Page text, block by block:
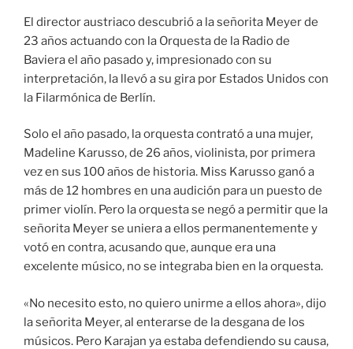
El director austriaco descubrió a la señorita Meyer de
23 años actuando con la Orquesta de la Radio de
Baviera el año pasado y, impresionado con su
interpretación, la llevó a su gira por Estados Unidos con
la Filarmónica de Berlín.
Solo el año pasado, la orquesta contrató a una mujer,
Madeline Karusso, de 26 años, violinista, por primera
vez en sus 100 años de historia. Miss Karusso ganó a
más de 12 hombres en una audición para un puesto de
primer violín. Pero la orquesta se negó a permitir que la
señorita Meyer se uniera a ellos permanentemente y
votó en contra, acusando que, aunque era una
excelente músico, no se integraba bien en la orquesta.
«No necesito esto, no quiero unirme a ellos ahora», dijo
la señorita Meyer, al enterarse de la desgana de los
músicos. Pero Karajan ya estaba defendiendo su causa,